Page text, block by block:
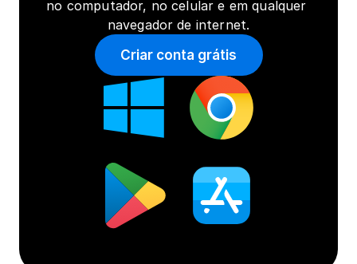
no computador, no celular e em qualquer
navegador de internet.
Criar conta grátis